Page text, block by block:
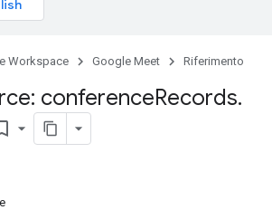
Workspace Google Meet Riferimento
conferenceRecords.